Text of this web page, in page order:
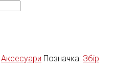
Аксесуари Позначка: Збір